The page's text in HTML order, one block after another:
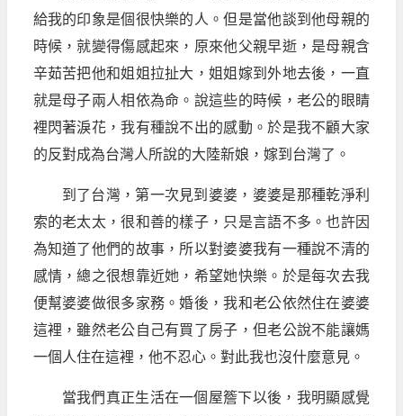
給我的印象是個很快樂的人。但是當他談到他母親的
時候，就變得傷感起來，原來他父親早逝，是母親含
辛茹苦把他和姐姐拉扯大，姐姐嫁到外地去後，一直
就是母子兩人相依為命。說這些的時候，老公的眼睛
裡閃著淚花，我有種說不出的感動。於是我不顧大家
的反對成為台灣人所說的大陸新娘，嫁到台灣了。
到了台灣，第一次見到婆婆，婆婆是那種乾淨利
索的老太太，很和善的樣子，只是言語不多。也許因
為知道了他們的故事，所以對婆婆我有一種說不清的
感情，總之很想靠近她，希望她快樂。於是每次去我
便幫婆婆做很多家務。婚後，我和老公依然住在婆婆
這裡，雖然老公自己有買了房子，但老公說不能讓媽
一個人住在這裡，他不忍心。對此我也沒什麼意見。
當我們真正生活在一個屋簷下以後，我明顯感覺